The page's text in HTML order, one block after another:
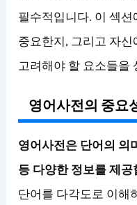
필수적입니다. 이 섹
중요한지, 그리고 자
고려해야 할 요소들을
영어사전의 중요
영어사전은 단어의 의
등 다양한 정보를 제공
단어를 다각도로 이해